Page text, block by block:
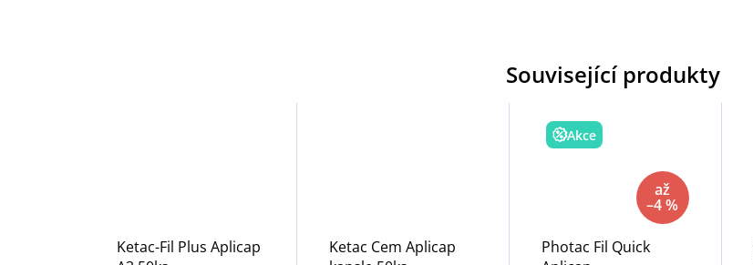
Související produkty
Ketac-Fil Plus Aplicap
Ketac Cem Aplicap
Akce
až
–4 %
Photac Fil Quick